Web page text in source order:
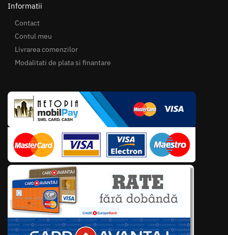
Informatii
Contact
Contul meu
Livrarea comenzilor
Modalitati de plata si finantare